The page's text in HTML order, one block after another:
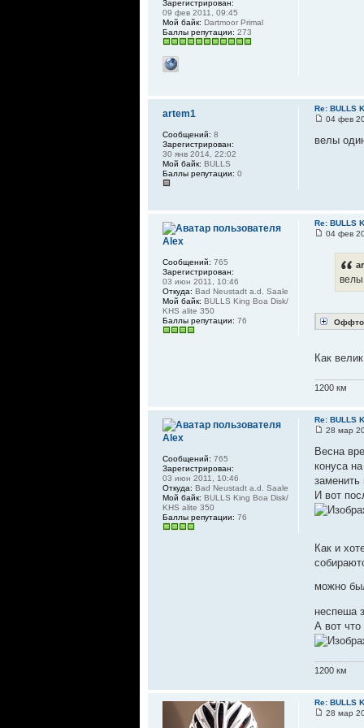
Зарегистрирован:
09 фев 2011, 09:45
Мой байк: Dartmoor Primal
Баллы репутации: 273
Re: BULLS
04 фев
велы
artem1
Сообщений: 8
Зарегистрирован:
30 янв 2014, 22:02
Мой байк: BULLS
Баллы репутации: 0
Re: BULLS
04 фев
велы
Как
1200 км
Alex
Сообщений: 765
Зарегистрирован:
03 июн 2011, 10:46
Откуда: Bad Neustadt a.d. Saale
Мой байк: BULLS King Boa Disk/
KHS alite 350
Баллы репутации: 76
Re: BULLS
28 мар
Весна
конуса
заменить
И вот
Как и
можно
неспеша
А вот что
1200 км
Alex
Сообщений: 765
Зарегистрирован:
03 июн 2011, 10:46
Откуда: Bad Neustadt a.d. Saale
Мой байк: BULLS King Boa Disk/
KHS alite 350
Баллы репутации: 76
Re: BULLS
28 мар